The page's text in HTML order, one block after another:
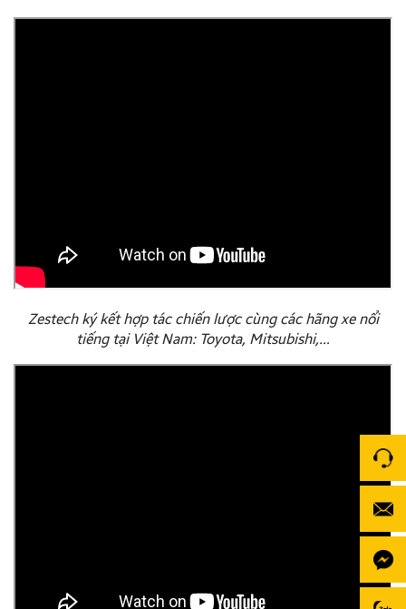
Zestech ký kết hợp tác chiến lược cùng các hãng xe nổi
tiếng tại Việt Nam: Toyota, Mitsubishi,…